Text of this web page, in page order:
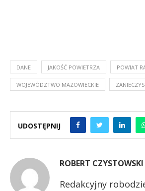
DANE JAKOŚĆ POWIETRZA POWIAT
WOJEWÓDZTWO MAZOWIECKIE
UDOSTĘPNIJ
ROBERT CZYSTOWSKI
Redakcyjny